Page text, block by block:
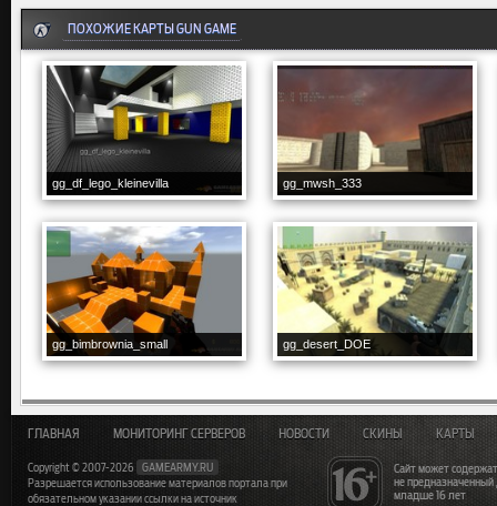
ПОХОЖИЕ КАРТЫ GUN GAME
gg_df_lego_kleinevilla gg_mwsh_333
gg_bimbrownia_small gg_desert_DOE
Сайт может
не
младше 16 лет
ГЛАВНАЯ МОНИТОРИНГ СЕРВЕРОВ НОВОСТИ СКИНЫ КАРТЫ
Copyright © 2007-2026
GAMEARMY.RU
Разрешается использование материалов портала при
обязательном указании ссылки на источник